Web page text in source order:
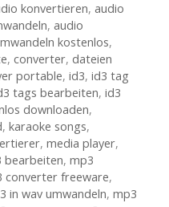
konvertieren, audio
, audio
kostenlos,
, converter, dateien
portable, id3, id3 tag
tags bearbeiten, id3
downloaden,
, karaoke songs,
, media player,
bearbeiten, mp3
converter freeware,
in wav umwandeln, mp3